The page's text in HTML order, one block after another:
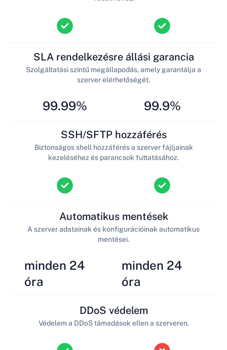
99.99%
SLA rendelkezésre állási garancia
Szolgáltatási szintű megállapodás, amely garantálja a
szerver elérhetőségét.
99.9%
SSH/SFTP hozzáférés
Biztonságos shell hozzáférés a szerver fájljainak
kezeléséhez és parancsok futtatásához.
minden 24
óra
Automatikus mentések
A szerver adatainak és konfigurációinak automatikus
mentései.
minden 24
óra
DDoS védelem
Védelem a DDoS támadások ellen a szerveren.